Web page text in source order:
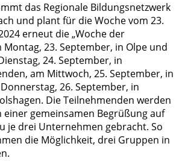
das Regionale Bildungsnetzwerk
und plant für die Woche vom 23.
erneut die „Woche der
Montag, 23. September, in Olpe und
24. September, in
am Mittwoch, 25. September, in
26. September, in
Die Teilnehmenden werden
einer gemeinsamen Begrüßung auf
je drei Unternehmen gebracht. So
die Möglichkeit, drei Gruppen in